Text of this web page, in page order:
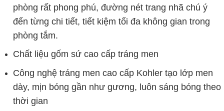
phòng rất phong phú, đường nét trang nhã chú ý
đến từng chi tiết, tiết kiệm tối đa không gian trong
phòng tắm.
Chất liệu gốm sứ cao cấp tráng men
Công nghệ tráng men cao cấp Kohler tạo lớp men
dày, mịn bóng gần như gương, luôn sáng bóng theo
thời gian